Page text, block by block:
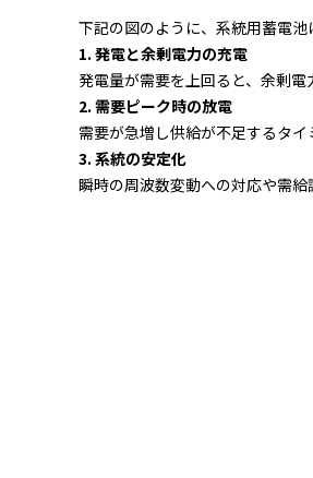
下記の図のように、系統用蓄電
1. 発電と余剰電力の充電
発電量が需要を上回ると、余剰
2. 需要ピーク時の放電
需要が急増し供給が不足するタ
3. 系統の安定化
瞬時の周波数変動への対応や需